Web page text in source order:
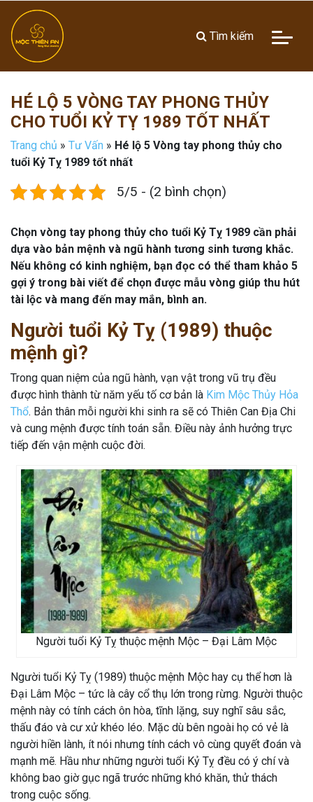
Tìm kiếm
HÉ LỘ 5 VÒNG TAY PHONG THỦY
CHO TUỔI KỶ TỴ 1989 TỐT NHẤT
Trang chủ » Tư Vấn » Hé lộ 5 Vòng tay phong thủy cho
tuổi Kỷ Tỵ 1989 tốt nhất
5/5 - (2 bình chọn)
Chọn vòng tay phong thủy cho tuổi Kỷ Tỵ 1989 cần phải
dựa vào bản mệnh và ngũ hành tương sinh tương khắc.
Nếu không có kinh nghiệm, bạn đọc có thể tham khảo 5
gợi ý trong bài viết để chọn được mẫu vòng giúp thu hút
tài lộc và mang đến may mắn, bình an.
Người tuổi Kỷ Tỵ (1989) thuộc
mệnh gì?
Trong quan niệm của ngũ hành, vạn vật trong vũ trụ đều
được hình thành từ năm yếu tố cơ bản là Kim Mộc Thủy Hỏa
Thổ. Bản thân mỗi người khi sinh ra sẽ có Thiên Can Địa Chi
và cung mệnh được tính toán sẵn. Điều này ảnh hưởng trực
tiếp đến vận mệnh cuộc đời.
Người tuổi Kỷ Tỵ thuộc mệnh Mộc – Đại Lâm Mộc
Người tuổi Kỷ Tỵ (1989) thuộc mệnh Mộc hay cụ thể hơn là
Đại Lâm Mộc – tức là cây cổ thụ lớn trong rừng. Người thuộc
mệnh này có tính cách ôn hòa, tĩnh lặng, suy nghĩ sâu sắc,
thấu đáo và cư xử khéo léo. Mặc dù bên ngoài họ có vẻ là
người hiền lành, ít nói nhưng tính cách vô cùng quyết đoán và
mạnh mẽ. Hầu như những người tuổi Kỷ Tỵ đều có ý chí và
không bao giờ gục ngã trước những khó khăn, thử thách
trong cuộc sống.